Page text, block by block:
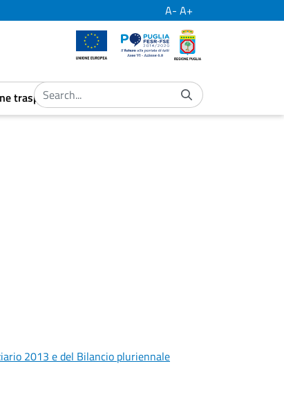
A- A+
European UnionPor Puglia
trasparente
aret.open.submenu
2013 e del Bilancio pluriennale